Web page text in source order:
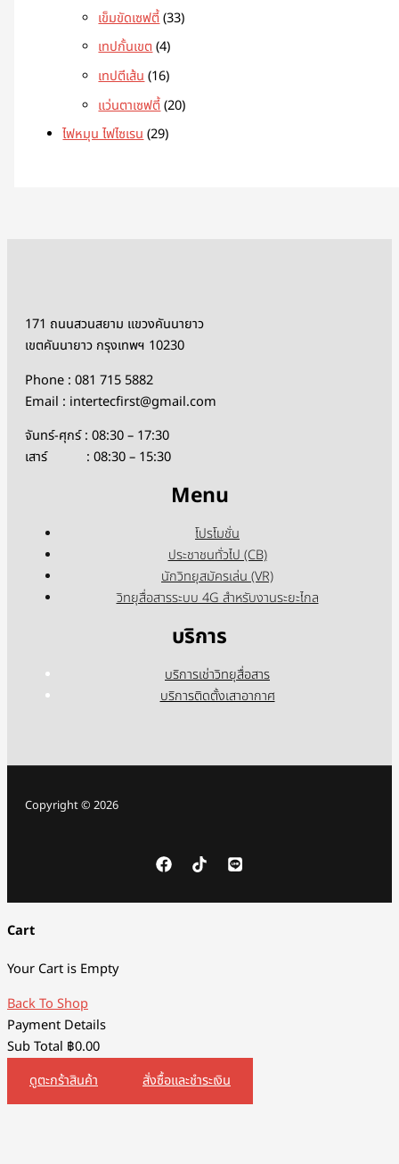
เข็มขัดเซฟตี้ 33
เทปกั้นเขต 4
เทปตีเส้น 16
แว่นตาเซฟตี้ 20
ไฟหมุน ไฟไซเรน 29
171 ถนนสวนสยาม แขวงคันนายาว
เขตคันนายาว กรุงเทพฯ 10230
Phone : 081 715 5882
Email : intertecfirst@gmail.com
จันทร์-ศุกร์ : 08:30 – 17:30
เสาร์ : 08:30 – 15:30
Menu
โปรโมชั่น
ประชาชนทั่วไป (CB)
นักวิทยุสมัครเล่น (VR)
วิทยุสื่อสารระบบ 4G สำหรับงานระยะไกล
บริการ
บริการเช่าวิทยุสื่อสาร
บริการติดตั้งเสาอากาศ
Copyright © 2026
Cart
Your Cart is Empty
Back To Shop
Payment Details
Sub Total ฿0.00
ดูตะกร้าสินค้า
สั่งซื้อและชำระเงิน